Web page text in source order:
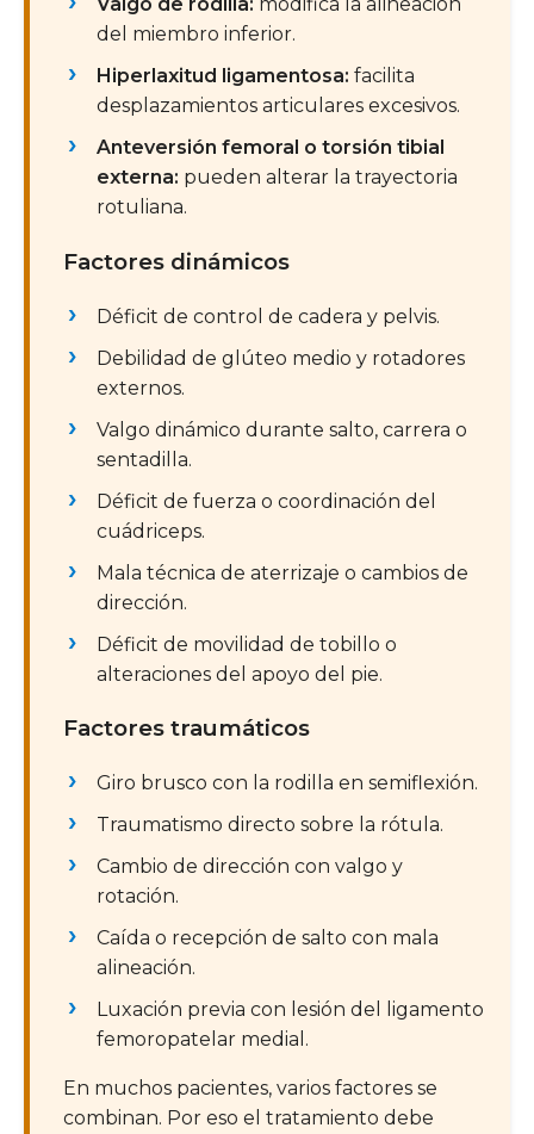
del miembro inferior.
Hiperlaxitud ligamentosa: facilita
desplazamientos articulares excesivos.
Anteversión femoral o torsión tibial
externa: pueden alterar la trayectoria
rotuliana.
Factores dinámicos
Déficit de control de cadera y pelvis.
Debilidad de glúteo medio y rotadores
externos.
Valgo dinámico durante salto, carrera o
sentadilla.
Déficit de fuerza o coordinación del
cuádriceps.
Mala técnica de aterrizaje o cambios de
dirección.
Déficit de movilidad de tobillo o
alteraciones del apoyo del pie.
Factores traumáticos
Giro brusco con la rodilla en semiflexión.
Traumatismo directo sobre la rótula.
Cambio de dirección con valgo y
rotación.
Caída o recepción de salto con mala
alineación.
Luxación previa con lesión del ligamento
femoropatelar medial.
En muchos pacientes, varios factores se
combinan. Por eso el tratamiento debe